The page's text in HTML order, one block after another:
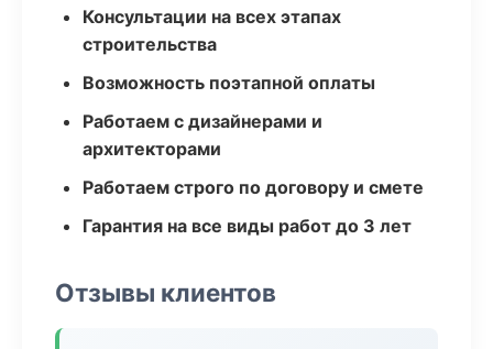
Консультации на всех этапах
строительства
Возможность поэтапной оплаты
Работаем с дизайнерами и
архитекторами
Работаем строго по договору и смете
Гарантия на все виды работ до 3 лет
Отзывы клиентов